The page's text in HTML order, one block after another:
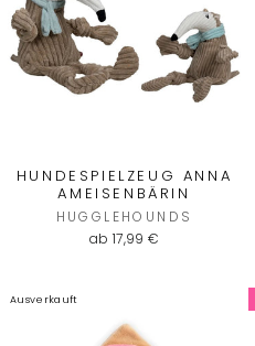
HUNDESPIELZEUG ANNA
AMEISENBÄRIN
HUGGLEHOUNDS
ab 17,99 €
Ausverkauft